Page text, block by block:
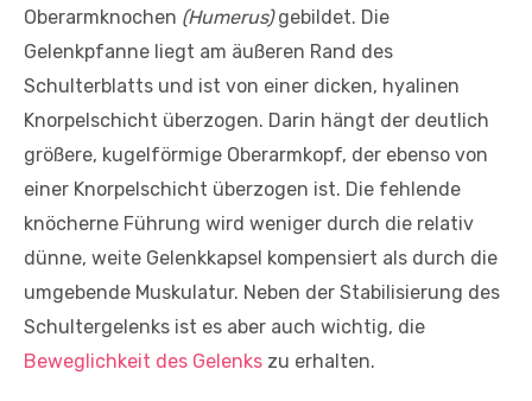
Oberarmknochen (Humerus)gebildet. Die
Gelenkpfanne liegt am äußeren Rand des
Schulterblatts und ist von einer dicken, hyalinen
Knorpelschicht überzogen. Darin hängt der deutlich
größere, kugelförmige Oberarmkopf, der ebenso von
einer Knorpelschicht überzogen ist. Die fehlende
knöcherne Führung wird weniger durch die relativ
dünne, weite Gelenkkapsel kompensiert als durch die
umgebende Muskulatur. Neben der Stabilisierung des
Schultergelenks ist es aber auch wichtig, die
Beweglichkeit des Gelenks zu erhalten.